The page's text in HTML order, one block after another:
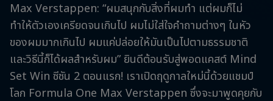
Max Verstappen: “ผมสนุกกับสิ่งที่ผมทำ แต่ผมก็ไม่
ทำให้ตัวเองเครียดจนเกินไป ผมไม่ใส่ใจคำถามต่างๆ ในหัว
ของผมมากเกินไป ผมแค่ปล่อยให้มันเป็นไปตามธรรมชาติ
และวิธีนี้ก็ได้ผลสำหรับผม” ยินดีต้อนรับสู่พอดแคสต์ Mind
Set Win ซีซัน 2 ตอนแรก! เราเปิดฤดูกาลใหม่นี้ด้วยแชมป์
โลก Formula One Max Verstappen ซึ่งจะมาพูดคุยกับ